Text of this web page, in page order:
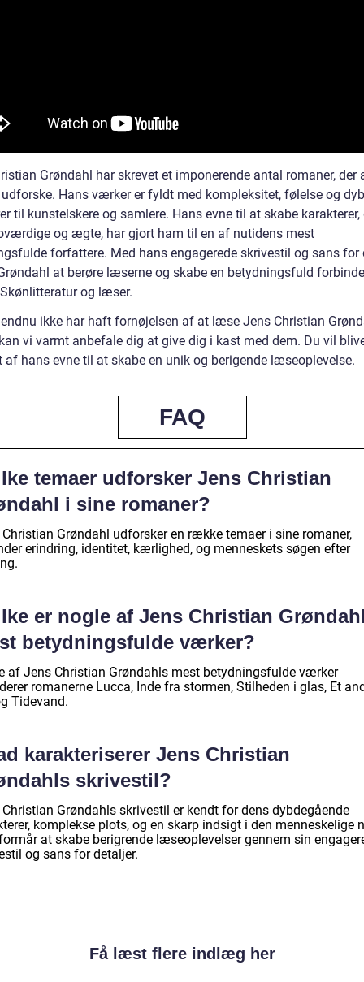
Grøndahl har skrevet et imponerende antal romaner, der
Hans værker er fyldt med kompleksitet, følelse og
til kunstelskere og samlere. Hans evne til at skabe karakterer,
og ægte, har gjort ham til en af nutidens mest
forfattere. Med hans engagerede skrivestil og sans for
at berøre læserne og skabe en betydningsfuld
og læser.
ikke har haft fornøjelsen af at læse Jens Christian
vi varmt anbefale dig at give dig i kast med dem. Du vil
af hans evne til at skabe en unik og berigende læseoplevelse.
FAQ
temaer udforsker Jens Christian
i sine romaner?
Grøndahl udforsker en række temaer i sine romaner,
erindring, identitet, kærlighed, og menneskets søgen efter
er nogle af Jens Christian
betydningsfulde værker?
af Jens Christian Grøndahls mest betydningsfulde værker
romanerne Lucca, Inde fra stormen, Stilheden i glas, Et
Tidevand.
karakteriserer Jens Christian
skrivestil?
Grøndahls skrivestil er kendt for dens dybdegående
komplekse plots, og en skarp indsigt i den menneskelige
at skabe berigrende læseoplevelser gennem sin
og sans for detaljer.
Få læst flere indlæg her